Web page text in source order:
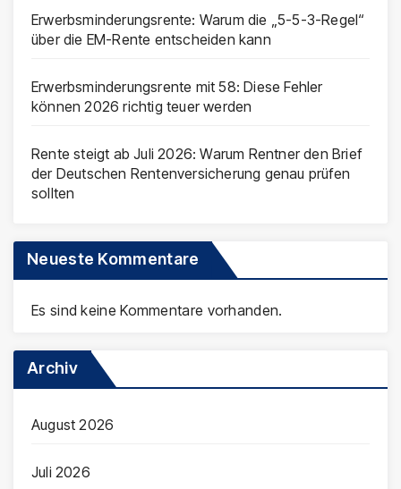
Erwerbsminderungsrente: Warum die „5-5-3-Regel“
über die EM-Rente entscheiden kann
Erwerbsminderungsrente mit 58: Diese Fehler
können 2026 richtig teuer werden
Rente steigt ab Juli 2026: Warum Rentner den Brief
der Deutschen Rentenversicherung genau prüfen
sollten
Neueste Kommentare
Es sind keine Kommentare vorhanden.
Archiv
August 2026
Juli 2026